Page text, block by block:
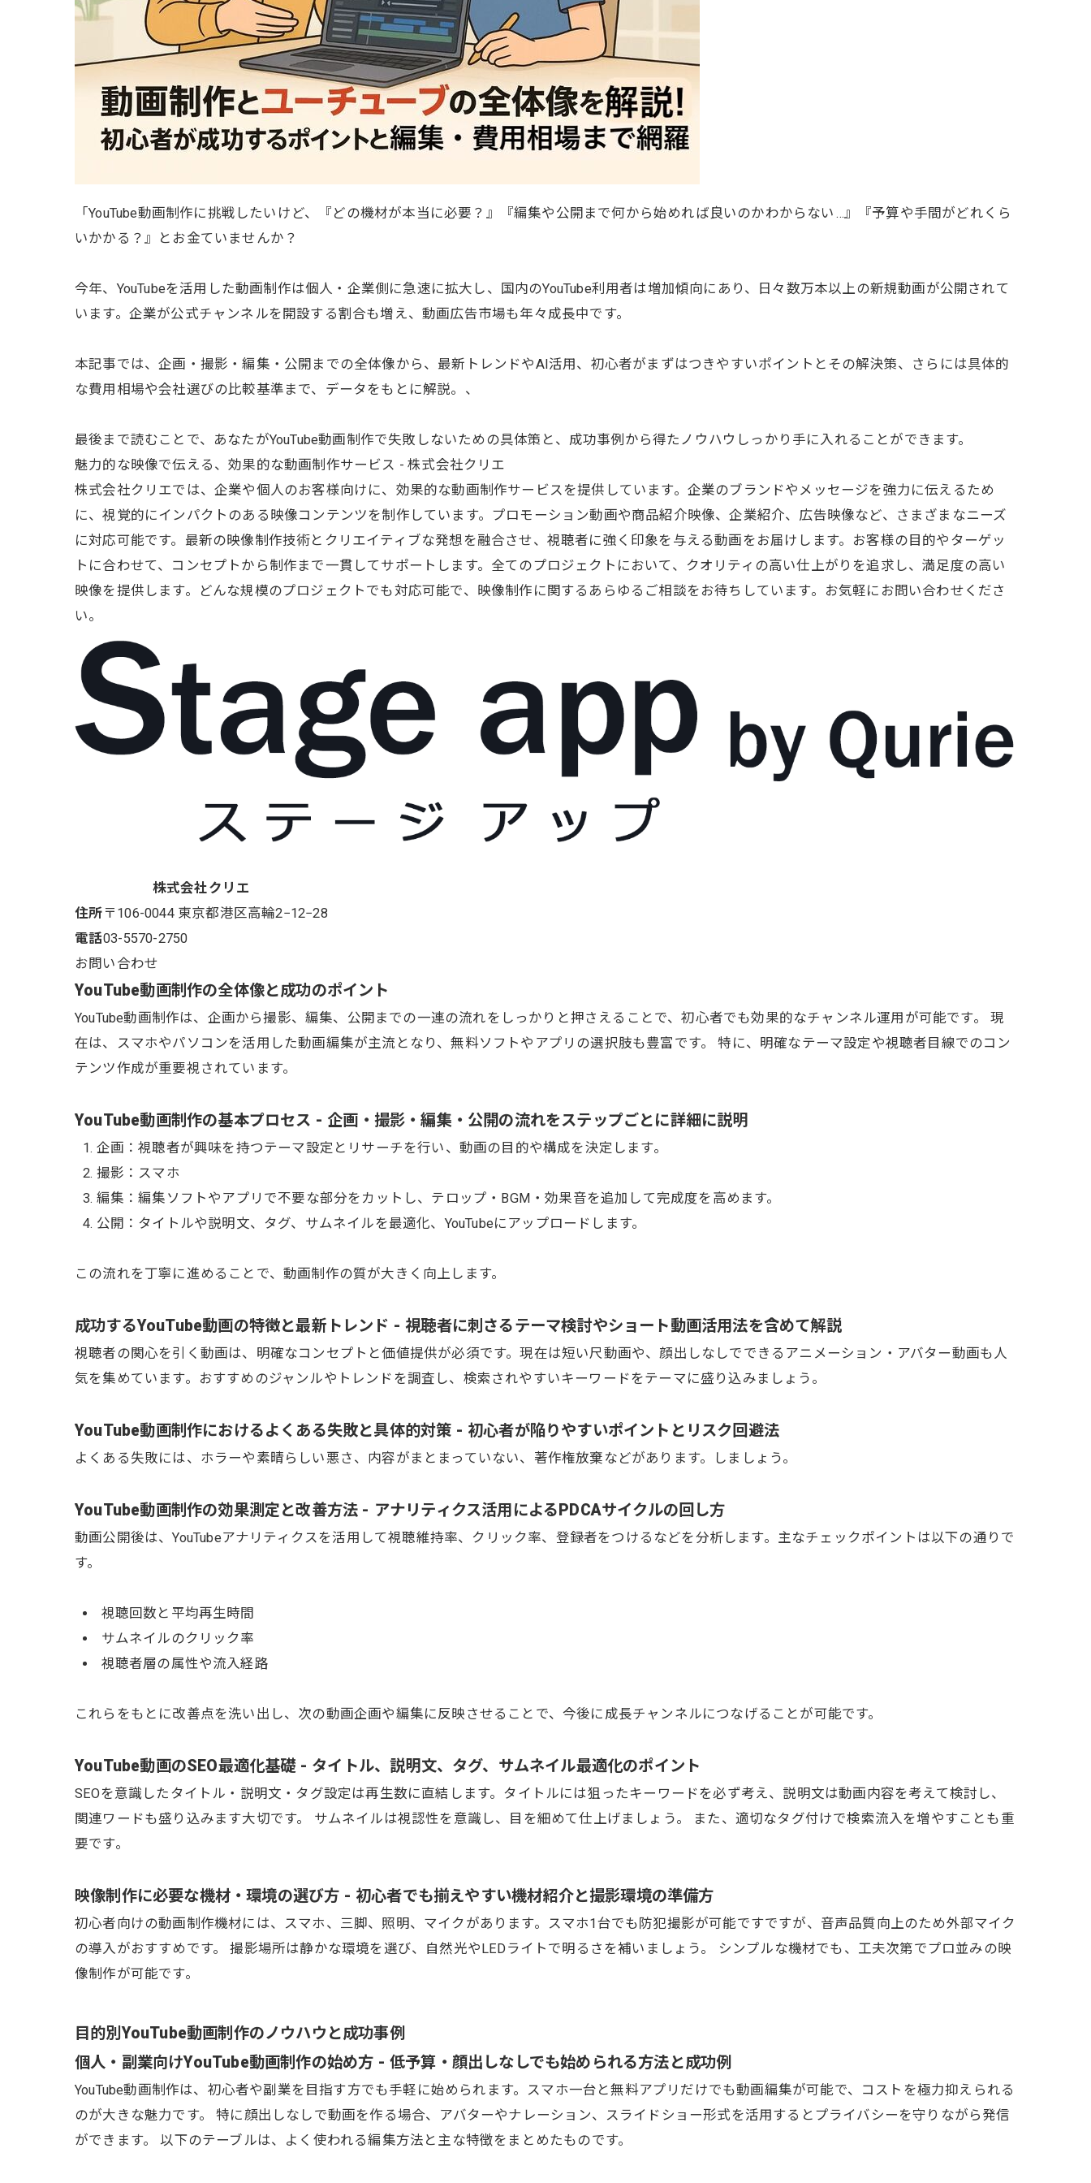
「YouTube動画制作に挑戦したいけど、『どの機材が本当に必要？』『編集や公開まで何から始めれば良いのかわからない…』『予算や手間がどれくら
いかかる？』とお金ていませんか？
今年、YouTubeを活用した動画制作は個人・企業側に急速に拡大し、国内のYouTube利用者は増加傾向にあり、日々数万本以上の新規動画が公開されて
います。企業が公式チャンネルを開設する割合も増え、動画広告市場も年々成長中です。
本記事では、企画・撮影・編集・公開までの全体像から、最新トレンドやAI活用、初心者がまずはつきやすいポイントとその解決策、さらには具体的
な費用相場や会社選びの比較基準まで、データをもとに解説。、
最後まで読むことで、あなたがYouTube動画制作で失敗しないための具体策と、成功事例から得たノウハウしっかり手に入れることができます。
魅力的な映像で伝える、効果的な動画制作サービス - 株式会社クリエ
株式会社クリエでは、企業や個人のお客様向けに、効果的な動画制作サービスを提供しています。企業のブランドやメッセージを強力に伝えるため
に、視覚的にインパクトのある映像コンテンツを制作しています。プロモーション動画や商品紹介映像、企業紹介、広告映像など、さまざまなニーズ
に対応可能です。最新の映像制作技術とクリエイティブな発想を融合させ、視聴者に強く印象を与える動画をお届けします。お客様の目的やターゲッ
トに合わせて、コンセプトから制作まで一貫してサポートします。全てのプロジェクトにおいて、クオリティの高い仕上がりを追求し、満足度の高い
映像を提供します。どんな規模のプロジェクトでも対応可能で、映像制作に関するあらゆるご相談をお待ちしています。お気軽にお問い合わせくださ
い。
株式会社クリエ
住所 〒106-0044東京都港区高輪2−12−28
電話03-5570-2750
お問い合わせ
YouTube動画制作の全体像と成功のポイント
YouTube動画制作は、企画から撮影、編集、公開までの一連の流れをしっかりと押さえることで、初心者でも効果的なチャンネル運用が可能です。 現
在は、スマホやパソコンを活用した動画編集が主流となり、無料ソフトやアプリの選択肢も豊富です。 特に、明確なテーマ設定や視聴者目線でのコン
テンツ作成が重要視されています。
YouTube動画制作の基本プロセス - 企画・撮影・編集・公開の流れをステップごとに詳細に説明
企画：視聴者が興味を持つテーマ設定とリサーチを行い、動画の目的や構成を決定します。
撮影：スマホ
編集：編集ソフトやアプリで不要な部分をカットし、テロップ・BGM・効果音を追加して完成度を高めます。
公開：タイトルや説明文、タグ、サムネイルを最適化、YouTubeにアップロードします。
この流れを丁寧に進めることで、動画制作の質が大きく向上します。
成功するYouTube動画の特徴と最新トレンド - 視聴者に刺さるテーマ検討やショート動画活用法を含めて解説
視聴者の関心を引く動画は、明確なコンセプトと価値提供が必須です。現在は短い尺動画や、顔出しなしでできるアニメーション・アバター動画も人
気を集めています。おすすめのジャンルやトレンドを調査し、検索されやすいキーワードをテーマに盛り込みましょう。
YouTube動画制作におけるよくある失敗と具体的対策 - 初心者が陥りやすいポイントとリスク回避法
よくある失敗には、ホラーや素晴らしい悪さ、内容がまとまっていない、著作権放棄などがあります。しましょう。
YouTube動画制作の効果測定と改善方法 - アナリティクス活用によるPDCAサイクルの回し方
動画公開後は、YouTubeアナリティクスを活用して視聴維持率、クリック率、登録者をつけるなどを分析します。主なチェックポイントは以下の通りで
す。
視聴回数と平均再生時間
サムネイルのクリック率
視聴者層の属性や流入経路
これらをもとに改善点を洗い出し、次の動画企画や編集に反映させることで、今後に成長チャンネルにつなげることが可能です。
YouTube動画のSEO最適化基礎 - タイトル、説明文、タグ、サムネイル最適化のポイント
SEOを意識したタイトル・説明文・タグ設定は再生数に直結します。タイトルには狙ったキーワードを必ず考え、説明文は動画内容を考えて検討し、
関連ワードも盛り込みます大切です。 サムネイルは視認性を意識し、目を細めて仕上げましょう。 また、適切なタグ付けで検索流入を増やすことも重
要です。
映像制作に必要な機材・環境の選び方 - 初心者でも揃えやすい機材紹介と撮影環境の準備方
初心者向けの動画制作機材には、スマホ、三脚、照明、マイクがあります。スマホ1台でも防犯撮影が可能ですですが、音声品質向上のため外部マイク
の導入がおすすめです。 撮影場所は静かな環境を選び、自然光やLEDライトで明るさを補いましょう。 シンプルな機材でも、工夫次第でプロ並みの映
像制作が可能です。
目的別YouTube動画制作のノウハウと成功事例
個人・副業向けYouTube動画制作の始め方 - 低予算・顔出しなしでも始められる方法と成功例
YouTube動画制作は、初心者や副業を目指す方でも手軽に始められます。スマホ一台と無料アプリだけでも動画編集が可能で、コストを極力抑えられる
のが大きな魅力です。 特に顔出しなしで動画を作る場合、アバターやナレーション、スライドショー形式を活用するとプライバシーを守りながら発信
ができます。 以下のテーブルは、よく使われる編集方法と主な特徴をまとめたものです。